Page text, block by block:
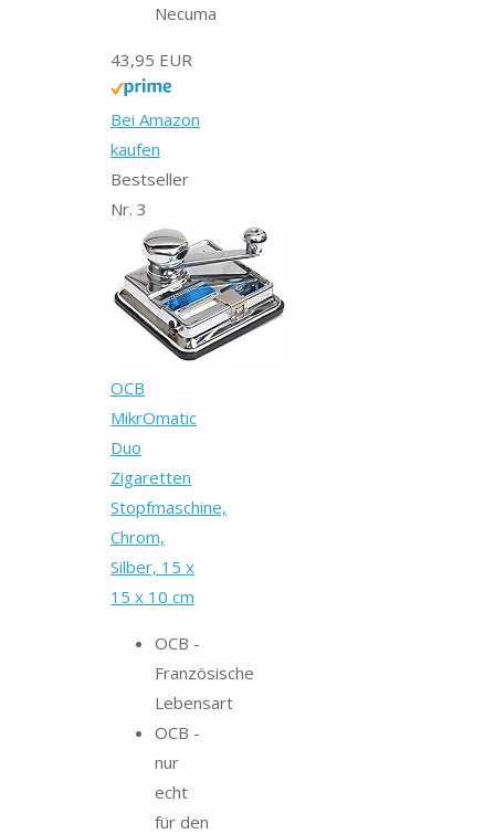
Necuma
43,95 EUR
Bei Amazon
kaufen
Bestseller
Nr. 3
OCB
MikrOmatic
Duo
Zigaretten
Stopfmaschine,
Chrom,
Silber, 15 x
15 x 10 cm
OCB -
Französische
Lebensart
OCB -
nur
echt
für den